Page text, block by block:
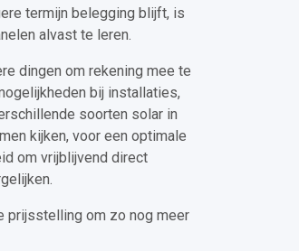
termijn belegging blijft, is
alvast te leren.
dingen om rekening mee te
bij installaties,
soorten solar in
kijken, voor een optimale
om vrijblijvend direct
prijsstelling om zo nog meer